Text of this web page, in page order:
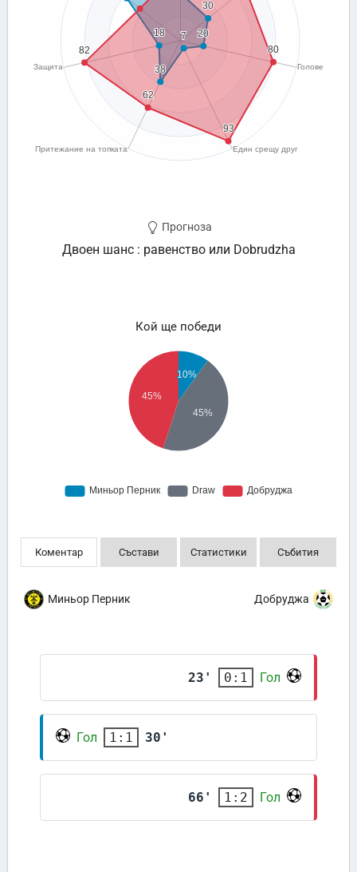
Прогноза
Двоен шанс : равенство или Dobrudzha
Кой ще победи
Коментар Състави Статистики Събития
Миньор Перник Добруджа
23' 0:1 Гол
Гол 1:1 30'
66' 1:2 Гол